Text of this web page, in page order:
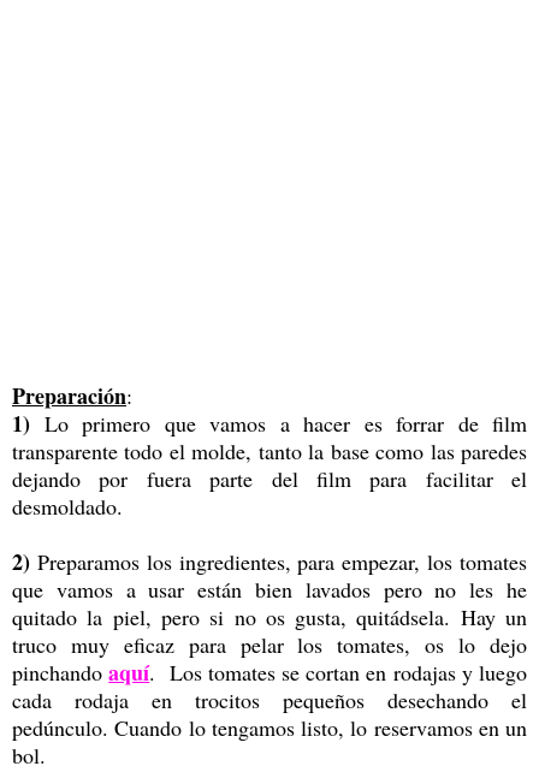
Preparación:
1) Lo primero que vamos a hacer es forrar de film
transparente todo el molde, tanto la base como las paredes
dejando por fuera parte del film para facilitar el
desmoldado.
2) Preparamos los ingredientes, para empezar, los tomates
que vamos a usar están bien lavados pero no les he
quitado la piel, pero si no os gusta, quitádsela. Hay un
truco muy eficaz para pelar los tomates, os lo dejo
pinchandoaquí. Los tomates se cortan en rodajas y luego
cada rodaja en trocitos pequeños desechando el
pedúnculo. Cuando lo tengamos listo, lo reservamos en un
bol.